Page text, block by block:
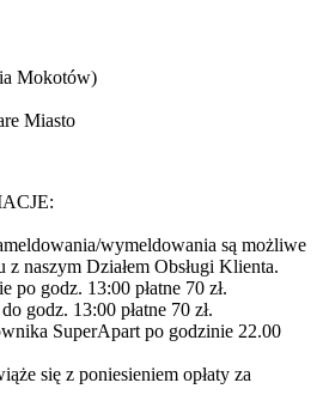
Mokotów)
Miasto
wymeldowania są możliwe
z naszym Działem Obsługi Klienta.
po godz. 13:00 płatne 70 zł.
godz. 13:00 płatne 70 zł.
SuperApart po godzinie 22.00
się z poniesieniem opłaty za